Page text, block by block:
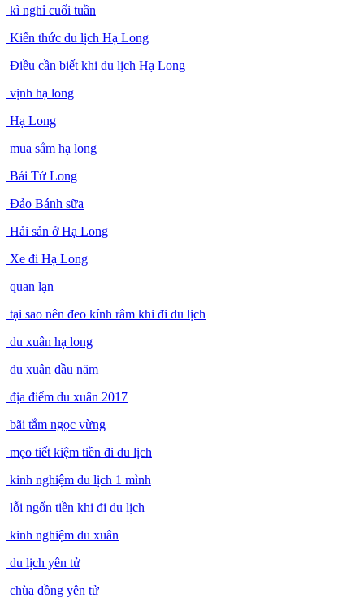
kì nghỉ cuối tuần
Kiến thức du lịch Hạ Long
Điều cần biết khi du lịch Hạ Long
vịnh hạ long
Hạ Long
mua sắm hạ long
Bái Tử Long
Đảo Bánh sữa
Hải sản ở Hạ Long
Xe đi Hạ Long
quan lạn
tại sao nên đeo kính râm khi đi du lịch
du xuân hạ long
du xuân đầu năm
địa điểm du xuân 2017
bãi tắm ngọc vừng
mẹo tiết kiệm tiền đi du lịch
kinh nghiệm du lịch 1 mình
lỗi ngốn tiền khi đi du lịch
kinh nghiệm du xuân
du lịch yên tử
chùa đồng yên tử